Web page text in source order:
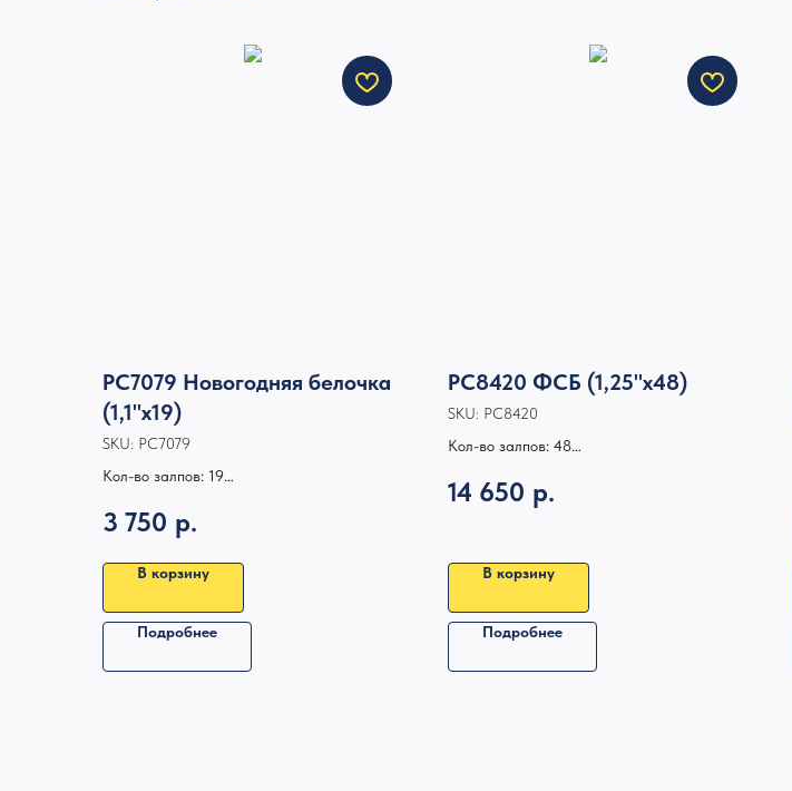
РС7079 Новогодняя белочка
(1,1"х19)
SKU: РС7079
Кол-во залпов: 19
Высота, м: 32
3 750 р.
В корзину
Подробнее
РС8420 ФСБ (1,25"х48)
SKU: РС8420
Кол-во залпов: 48
Высота, м:40
14 650 р.
В корзину
Подробнее